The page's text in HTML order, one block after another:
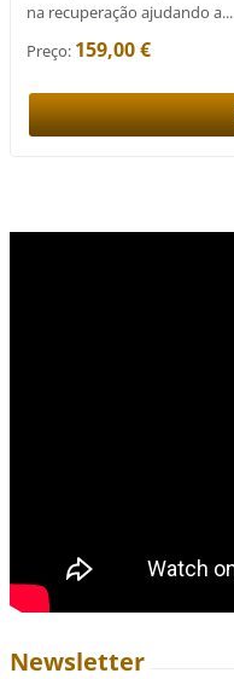
na recuperação ajudando a...
Preço: 159,00 €
Newsletter